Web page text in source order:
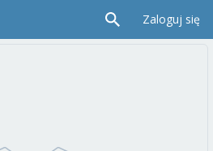
Zaloguj się